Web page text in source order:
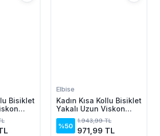
Bisiklet
Elbise
Kadın Kısa Kollu Bisiklet
Yakalı Uzun Viskon
Elbise
%50
1.943,99 TL
971,99 TL